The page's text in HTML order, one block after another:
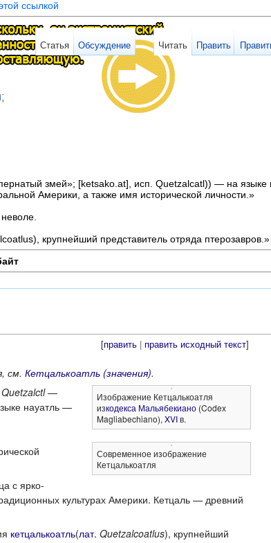
ссылкой
змей»; [ketsako.at], исп. Quetzalcatl)) — на
Америки, а также имя исторической личности.»
крупнейший представитель отряда птерозавров.»
[править| править исходный текст]
см.Кетцалькоатль (значения).
Изображение Кетцалькоатля
изкодекса Мальябекиано (Codex
Magliabechiano), XVIв.
Современное изображение
Кетцалькоатля
Quetzalctl—
науатль —
с ярко-
культурах Америки. Кетцаль — древний
кетцалькоатль(лат. Quetzalcoatlus), крупнейший
Статья Обсуждение Читать Править